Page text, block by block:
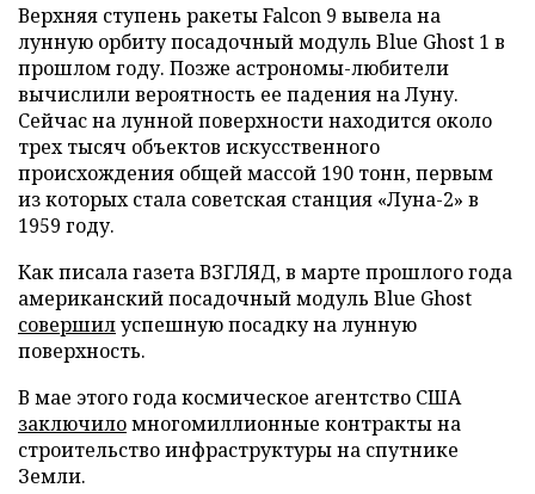
Верхняя ступень ракеты Falcon 9 вывела на
лунную орбиту посадочный модуль Blue Ghost 1 в
прошлом году. Позже астрономы-любители
вычислили вероятность ее падения на Луну.
Сейчас на лунной поверхности находится около
трех тысяч объектов искусственного
происхождения общей массой 190 тонн, первым
из которых стала советская станция «Луна-2» в
1959 году.
Как писала газета ВЗГЛЯД, в марте прошлого года
американский посадочный модуль Blue Ghost
совершилуспешную посадку на лунную
поверхность.
В мае этого года космическое агентство США
заключиломногомиллионные контракты на
строительство инфраструктуры на спутнике
Земли.